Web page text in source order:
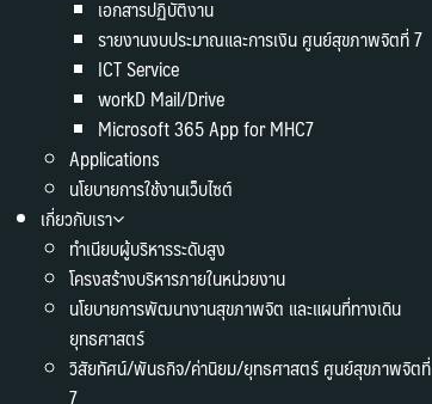
เอกสารปฏิบัติงาน
รายงานงบประมาณและการเงิน ศูนย์สุขภาพจิตที่ 7
ICT Service
workD Mail/Drive
Microsoft 365 App for MHC7
Applications
นโยบายการใช้งานเว็บไซต์
เกี่ยวกับเรา
ทำเนียบผู้บริหารระดับสูง
โครงสร้างบริหารภายในหน่วยงาน
นโยบายการพัฒนางานสุขภาพจิต และแผนที่ทางเดิน
ยุทธศาสตร์
วิสัยทัศน์/พันธกิจ/ค่านิยม/ยุทธศาสตร์ ศูนย์สุขภาพจิตที่